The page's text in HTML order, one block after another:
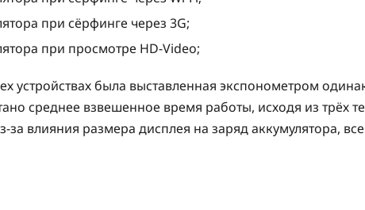
при сёрфинге через 3G;
при просмотре HD-Video;
устройствах была выставленная экспонометром
среднее взвешенное время работы, исходя из трёх
влияния размера дисплея на заряд аккумулятора,